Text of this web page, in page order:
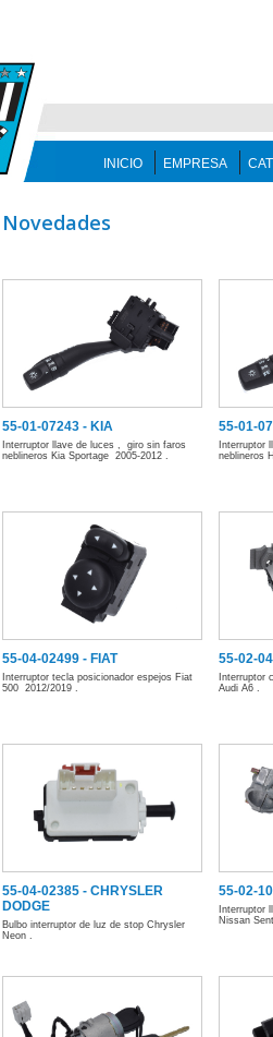
INICIO EMPRESA
Novedades
55-01-07243 - KIA
Interruptor llave de luces , giro sin faros
neblineros Kia Sportage 2005-2012 .
55-01-
Interruptor
neblineros
55-04-02499 - FIAT
Interruptor tecla posicionador espejos Fiat
500 2012/2019 .
55-02-
Interruptor
Audi A6 .
55-04-02385 - CHRYSLER
DODGE
Bulbo interruptor de luz de stop Chrysler
Neon .
55-02-
Interruptor
Nissan